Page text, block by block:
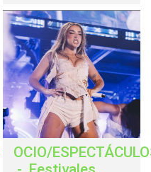
OCIO/